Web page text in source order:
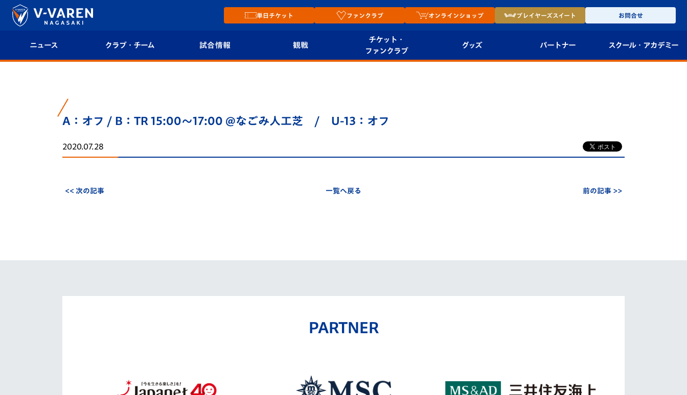
単日チケット ファンクラブ オンラインショップ プレイヤーズスイート お問合せ
ニュース クラブ・チーム
クラブ概要
エンブレム紹介
試合情報
順位表
観戦
チケット・
ファンクラブ
プレイヤーズスイート
グッズ パートナー スクール・ アカデミー
U-12
A：オフ / B：TR 15:00～17:00 @なごみ人工芝 / U-13：オフ
2020.07.28
<< 次の記事 一覧へ戻る 前の記事 >>
PARTNER